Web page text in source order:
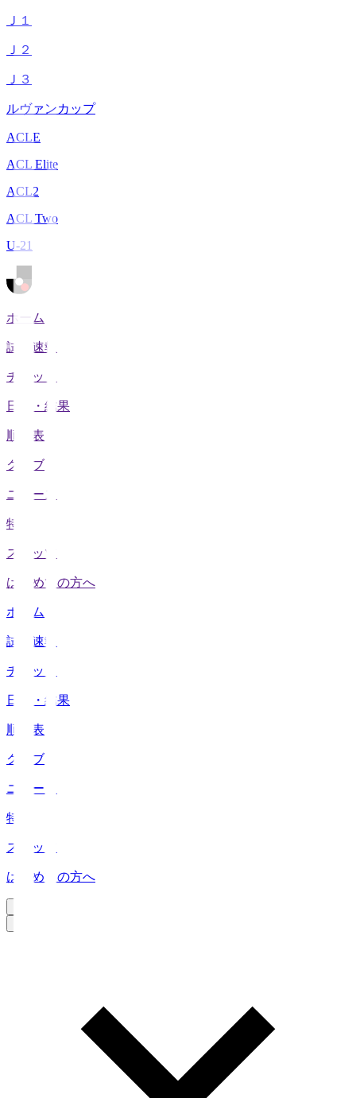
Ｊ１
Ｊ２
Ｊ３
ルヴァンカップ
ACLE
ACL Elite
ACL2
ACL Two
U-21
ホーム
試合速報
チケット
日程・結果
順位表
クラブ
ニュース
特集
スタッツ
はじめての方へ
ホーム
試合速報
チケット
日程・結果
順位表
クラブ
ニュース
特集
スタッツ
はじめての方へ